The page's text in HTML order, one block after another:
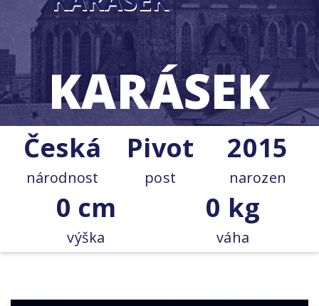
KARÁSEK
Česká
národnost
Pivot
post
2015
narozen
0 cm
výška
0 kg
váha